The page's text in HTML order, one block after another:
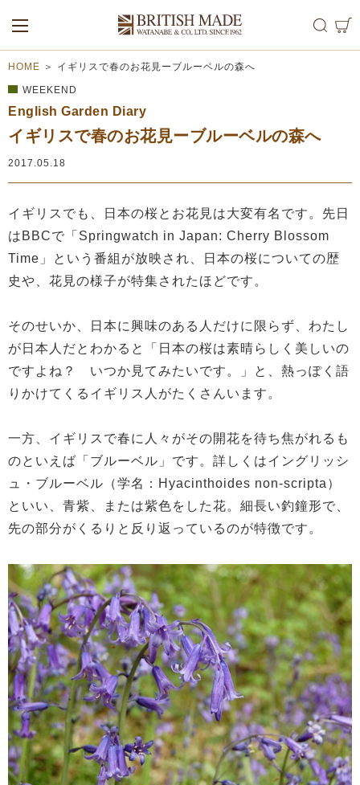
ALL MEN
WOMEN
HOME ＞ イギリスで春のお花見ーブルーベルの森へ
WEEKEND
English Garden Diary
イギリスで春のお花見ーブルーベルの森へ
2017.05.18
イギリスでも、日本の桜とお花見は大変有名です。先日
はBBCで「Springwatch in Japan: Cherry Blossom
Time」という番組が放映され、日本の桜についての歴
史や、花見の様子が特集されたほどです。
そのせいか、日本に興味のある人だけに限らず、わたし
が日本人だとわかると「日本の桜は素晴らしく美しいの
ですよね？ いつか見てみたいです。」と、熱っぽく語
りかけてくるイギリス人がたくさんいます。
一方、イギリスで春に人々がその開花を待ち焦がれるも
のといえば「ブルーベル」です。詳しくはイングリッシ
ュ・ブルーベル（学名：Hyacinthoides non-scripta）
といい、青紫、または紫色をした花。細長い釣鐘形で、
先の部分がくるりと反り返っているのが特徴です。